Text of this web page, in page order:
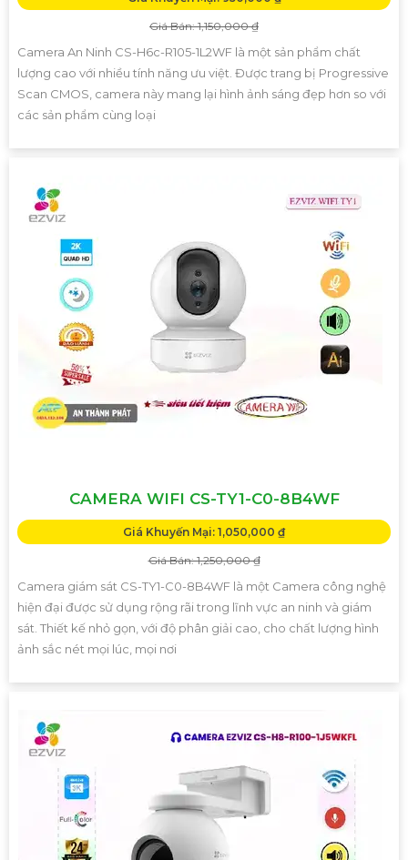
Giá Bán: 1,150,000 ₫
Camera An Ninh CS-H6c-R105-1L2WF là một sản phẩm chất
lượng cao với nhiều tính năng ưu việt. Được trang bị Progressive
Scan CMOS, camera này mang lại hình ảnh sáng đẹp hơn so với
các sản phẩm cùng loại
CAMERA WIFI CS-TY1-C0-8B4WF
Giá Khuyến Mại: 1,050,000 ₫
Giá Bán: 1,250,000 ₫
Camera giám sát CS-TY1-C0-8B4WF là một Camera công nghệ
hiện đại được sử dụng rộng rãi trong lĩnh vực an ninh và giám
sát. Thiết kế nhỏ gọn, với độ phân giải cao, cho chất lượng hình
ảnh sắc nét mọi lúc, mọi nơi